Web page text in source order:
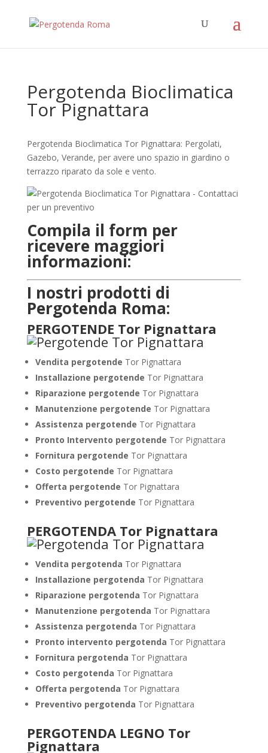
Pergotenda Bioclimatica
Tor Pignattara
Pergotenda Bioclimatica Tor Pignattara: Pergolati,
Gazebo, Verande, per avere uno spazio in giardino o
terrazzo riparato da sole e vento.
Compila il form per
ricevere maggiori
informazioni:
I nostri prodotti di
Pergotenda Roma:
PERGOTENDE Tor Pignattara
Vendita pergotende Tor Pignattara
Installazione pergotende Tor Pignattara
Riparazione pergotende Tor Pignattara
Manutenzione pergotende Tor Pignattara
Assistenza pergotende Tor Pignattara
Pronto Intervento pergotende Tor Pignattara
Fornitura pergotende Tor Pignattara
Costo pergotende Tor Pignattara
Offerta pergotende Tor Pignattara
Preventivo pergotende Tor Pignattara
PERGOTENDA Tor Pignattara
Vendita pergotenda Tor Pignattara
Installazione pergotenda Tor Pignattara
Riparazione pergotenda Tor Pignattara
Manutenzione pergotenda Tor Pignattara
Assistenza pergotenda Tor Pignattara
Pronto intervento pergotenda Tor Pignattara
Fornitura pergotenda Tor Pignattara
Costo pergotenda Tor Pignattara
Offerta pergotenda Tor Pignattara
Preventivo pergotenda Tor Pignattara
PERGOTENDA LEGNO Tor
Pignattara